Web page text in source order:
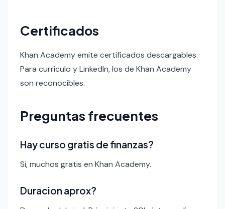
Certificados
Khan Academy emite certificados descargables.
Para curriculo y LinkedIn, los de Khan Academy
son reconocibles.
Preguntas frecuentes
Hay curso gratis de finanzas?
Si, muchos gratis en Khan Academy.
Duracion aprox?